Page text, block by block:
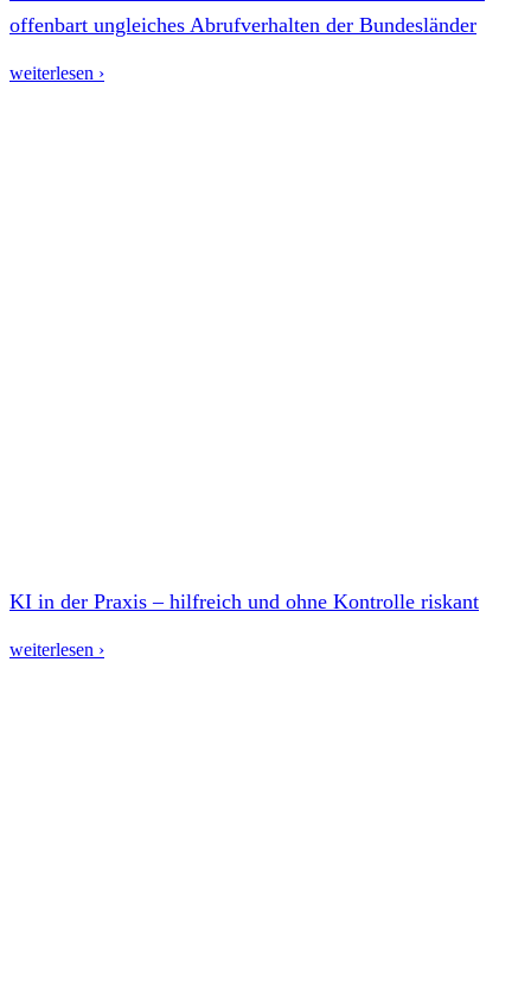
offenbart ungleiches Abrufverhalten der Bundesländer
weiterlesen ›
KI in der Praxis – hilfreich und ohne Kontrolle riskant
weiterlesen ›